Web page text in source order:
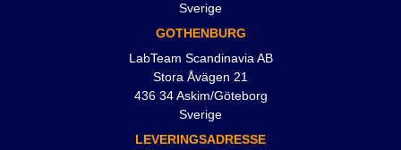
Sverige
GOTHENBURG
LabTeam Scandinavia AB
Stora Åvägen 21
436 34 Askim/Göteborg
Sverige
LEVERINGSADRESSE